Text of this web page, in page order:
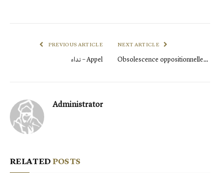
PREVIOUS ARTICLE
نداء – Appel
NEXT ARTICLE
Obsolescence oppositionnelle…
Administrator
RELATEDPOSTS